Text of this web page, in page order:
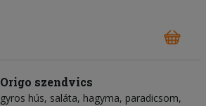
Origo szendvics
gyros hús saláta hagyma paradicsom